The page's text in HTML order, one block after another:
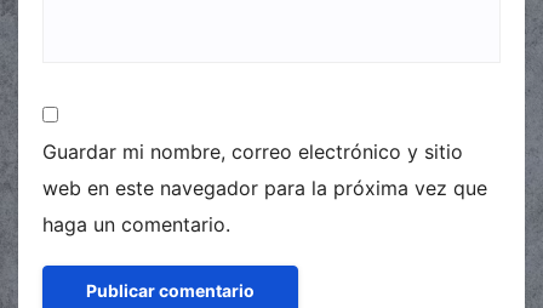
Guardar mi nombre, correo electrónico y sitio
web en este navegador para la próxima vez que
haga un comentario.